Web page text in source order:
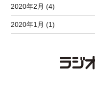
2020年2月 (4)
2020年1月 (1)